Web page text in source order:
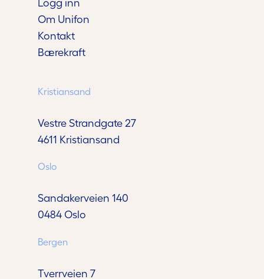
Om Unifon
Kontakt
Bærekraft
Kristiansand
Vestre Strandgate 27
4611 Kristiansand
Oslo
Sandakerveien 140
0484 Oslo
Bergen
Tverrveien 7